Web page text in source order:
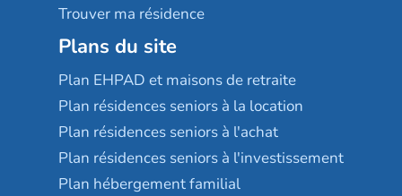
Trouver ma résidence
Plans du site
Plan EHPAD et maisons de retraite
Plan résidences seniors à la location
Plan résidences seniors à l'achat
Plan résidences seniors à l'investissement
Plan hébergement familial